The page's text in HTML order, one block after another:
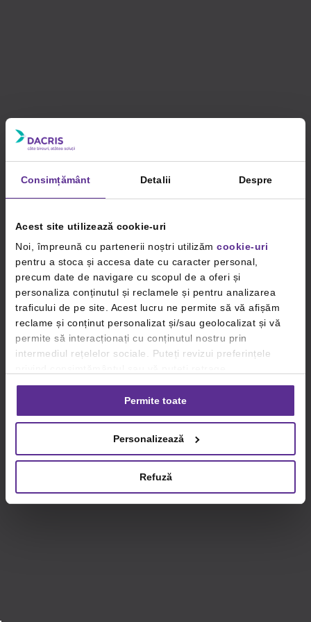
Consimțământ Detalii Despre
Acest site utilizează cookie-uri
Noi, împreună cu partenerii noștri utilizăm cookie-uri
pentru a stoca și accesa date cu caracter personal,
precum date de navigare cu scopul de a oferi și
personaliza conținutul și reclamele și pentru analizarea
traficului de pe site. Acest lucru ne permite să vă afișăm
reclame și conținut personalizat și/sau geolocalizat și vă
permite să interacționați cu conținutul nostru prin
intermediul rețelelor sociale. Puteți revizui preferințele
consimțământul oricând, făcând click pe linkul către
setările dvs. de cookie-uri.
privind utilizarea modulelor cookie.Detalii
Permite toate
Personalizează
Refuză